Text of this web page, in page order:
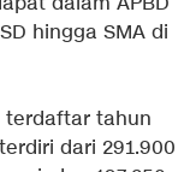
hingga SMA di
terdaftar tahun
dari 291.900